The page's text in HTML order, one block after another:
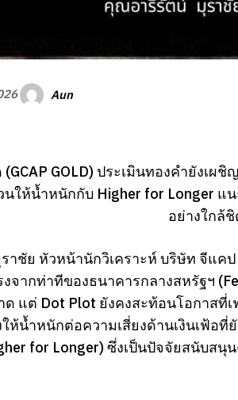
Aun
GOLD) ประเมินทองคำยังเ
ให้น้ำหนักกับ Higher for Longer แ
อย่างใกล้
าชัย หัวหน้านักวิเคราะห์ บริษัท จีแค
จากท่าทีของธนาคารกลางสหรัฐฯ
ด แต่ Dot Plot ยังคงสะท้อนโอกาส
ห้น้ำหนักต่อความเสี่ยงด้านเงินเฟ้อ
for Longer) ซึ่งเป็นปัจจัยสนับส